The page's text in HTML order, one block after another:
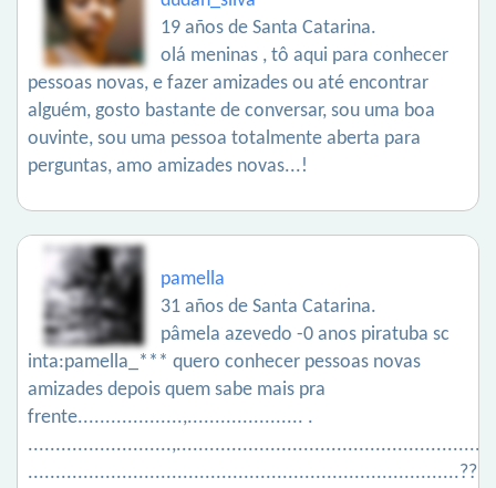
19 años de Santa Catarina.
olá meninas , tô aqui para conhecer
pessoas novas, e fazer amizades ou até encontrar
alguém, gosto bastante de conversar, sou uma boa
ouvinte, sou uma pessoa totalmente aberta para
perguntas, amo amizades novas...!
pamella
31 años de Santa Catarina.
pâmela azevedo -0 anos piratuba sc
inta:pamella_*** quero conhecer pessoas novas
amizades depois quem sabe mais pra
frente...................,..................... .
..............................................................................??